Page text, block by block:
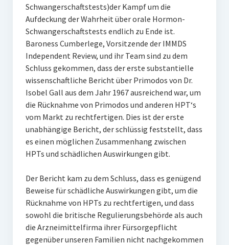
Schwangerschaftstests)der Kampf um die
Aufdeckung der Wahrheit über orale Hormon-
Schwangerschaftstests endlich zu Ende ist.
Baroness Cumberlege, Vorsitzende der IMMDS
Independent Review, und ihr Team sind zu dem
Schluss gekommen, dass der erste substantielle
wissenschaftliche Bericht über Primodos von Dr.
Isobel Gall aus dem Jahr 1967 ausreichend war, um
die Rücknahme von Primodos und anderen HPT‘s
vom Markt zu rechtfertigen. Dies ist der erste
unabhängige Bericht, der schlüssig feststellt, dass
es einen möglichen Zusammenhang zwischen
HPTs und schädlichen Auswirkungen gibt.
Der Bericht kam zu dem Schluss, dass es genügend
Beweise für schädliche Auswirkungen gibt, um die
Rücknahme von HPTs zu rechtfertigen, und dass
sowohl die britische Regulierungsbehörde als auch
die Arzneimittelfirma ihrer Fürsorgepflicht
gegenüber unseren Familien nicht nachgekommen